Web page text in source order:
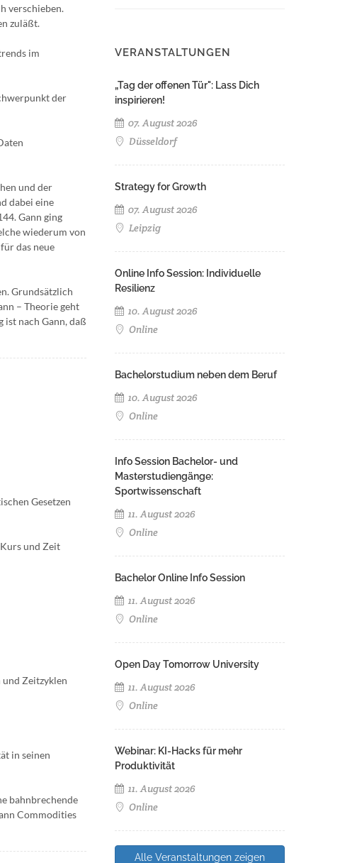
verschieben.
zuläßt.
im
der
und der
dabei eine
Gann ging
wiederum von
das neue
Grundsätzlich
– Theorie geht
ist nach Gann, daß
Gesetzen
und Zeit
und Zeitzyklen
in seinen
bahnbrechende
Commodities
VERANSTALTUNGEN
„Tag der offenen Tür": Lass Dich
inspirieren!
07. August 2026
Düsseldorf
Strategy for Growth
07. August 2026
Leipzig
Online Info Session: Individuelle
Resilienz
10. August 2026
Online
Bachelorstudium neben dem Beruf
10. August 2026
Online
Info Session Bachelor- und
Masterstudiengänge:
Sportwissenschaft
11. August 2026
Online
Bachelor Online Info Session
11. August 2026
Online
Open Day Tomorrow University
11. August 2026
Online
Webinar: KI-Hacks für mehr
Produktivität
11. August 2026
Online
Alle Veranstaltungen zeigen